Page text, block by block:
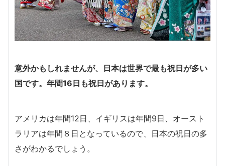
意外かもしれませんが、日本は世界で最も祝日が多い
国です。年間16日も祝日があります。
アメリカは年間12日、イギリスは年間9日、オースト
ラリアは年間８日となっているので、日本の祝日の多
さがわかるでしょう。